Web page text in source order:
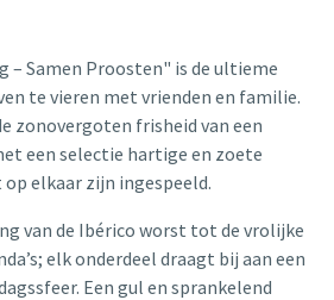
– Samen Proosten" is de ultieme
te vieren met vrienden en familie.
zonovergoten frisheid van een
een selectie hartige en zoete
elkaar zijn ingespeeld.
van de Ibérico worst tot de vrolijke
elk onderdeel draagt bij aan een
Een gul en sprankelend